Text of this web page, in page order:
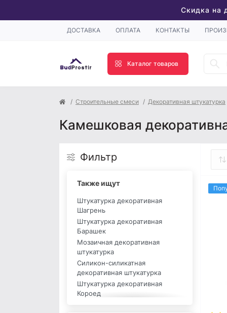
Скидка на
ДОСТАВКА ОПЛАТА КОНТАКТЫ
Каталог товаров
Строительные смеси Декоративная штукатурка
Камешковая
Фильтр
Также ищут
Штукатурка декоративная
Шагрень
Штукатурка декоративная
Барашек
Мозаичная декоративная
штукатурка
Силикон-силикатная
декоративная штукатурка
Штукатурка декоративная
Короед